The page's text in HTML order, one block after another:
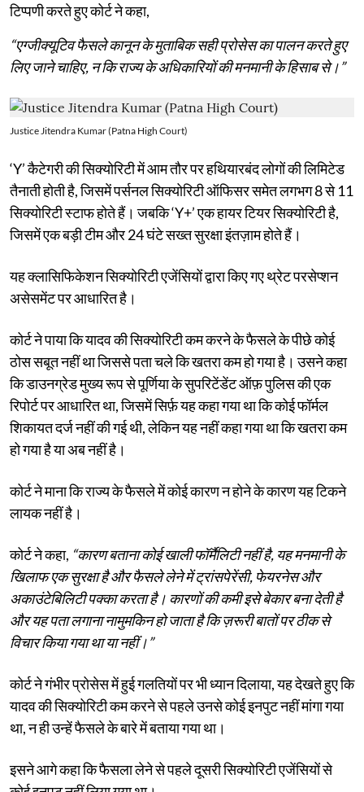
टिप्पणी करते हुए कोर्ट ने कहा,
“एग्जीक्यूटिव फैसले कानून के मुताबिक सही प्रोसेस का पालन करते हुए
लिए जाने चाहिए, न कि राज्य के अधिकारियों की मनमानी के हिसाब से।”
Justice Jitendra Kumar (Patna High Court)
‘Y’ कैटेगरी की सिक्योरिटी में आम तौर पर हथियारबंद लोगों की लिमिटेड
तैनाती होती है, जिसमें पर्सनल सिक्योरिटी ऑफिसर समेत लगभग 8 से 11
सिक्योरिटी स्टाफ होते हैं। जबकि ‘Y+’ एक हायर टियर सिक्योरिटी है,
जिसमें एक बड़ी टीम और 24 घंटे सख्त सुरक्षा इंतज़ाम होते हैं।
यह क्लासिफिकेशन सिक्योरिटी एजेंसियों द्वारा किए गए थ्रेट परसेप्शन
असेसमेंट पर आधारित है।
कोर्ट ने पाया कि यादव की सिक्योरिटी कम करने के फैसले के पीछे कोई
ठोस सबूत नहीं था जिससे पता चले कि खतरा कम हो गया है। उसने कहा
कि डाउनग्रेड मुख्य रूप से पूर्णिया के सुपरिटेंडेंट ऑफ़ पुलिस की एक
रिपोर्ट पर आधारित था, जिसमें सिर्फ़ यह कहा गया था कि कोई फॉर्मल
शिकायत दर्ज नहीं की गई थी, लेकिन यह नहीं कहा गया था कि खतरा कम
हो गया है या अब नहीं है।
कोर्ट ने माना कि राज्य के फैसले में कोई कारण न होने के कारण यह टिकने
लायक नहीं है।
कोर्ट ने कहा, “कारण बताना कोई खाली फॉर्मैलिटी नहीं है, यह मनमानी के
खिलाफ एक सुरक्षा है और फैसले लेने में ट्रांसपेरेंसी, फेयरनेस और
अकाउंटेबिलिटी पक्का करता है। कारणों की कमी इसे बेकार बना देती है
और यह पता लगाना नामुमकिन हो जाता है कि ज़रूरी बातों पर ठीक से
विचार किया गया था या नहीं।”
कोर्ट ने गंभीर प्रोसेस में हुई गलतियों पर भी ध्यान दिलाया, यह देखते हुए कि
यादव की सिक्योरिटी कम करने से पहले उनसे कोई इनपुट नहीं मांगा गया
था, न ही उन्हें फैसले के बारे में बताया गया था।
इसने आगे कहा कि फैसला लेने से पहले दूसरी सिक्योरिटी एजेंसियों से